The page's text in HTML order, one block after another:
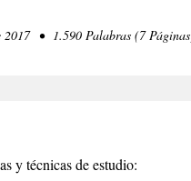
2017 • 1.590 Palabras (7
y técnicas de estudio: